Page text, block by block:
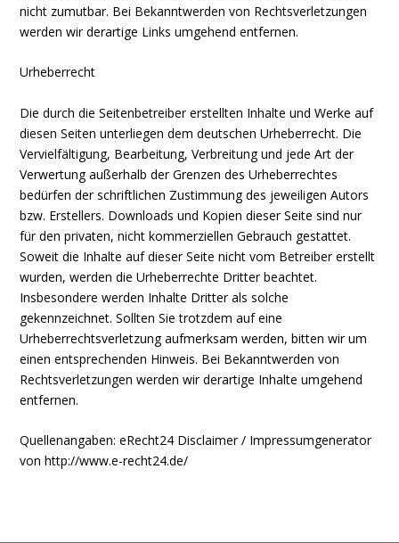
nicht zumutbar. Bei Bekanntwerden von Rechtsverletzungen
werden wir derartige Links umgehend entfernen.
Urheberrecht
Die durch die Seitenbetreiber erstellten Inhalte und Werke auf
diesen Seiten unterliegen dem deutschen Urheberrecht. Die
Vervielfältigung, Bearbeitung, Verbreitung und jede Art der
Verwertung außerhalb der Grenzen des Urheberrechtes
bedürfen der schriftlichen Zustimmung des jeweiligen Autors
bzw. Erstellers. Downloads und Kopien dieser Seite sind nur
für den privaten, nicht kommerziellen Gebrauch gestattet.
Soweit die Inhalte auf dieser Seite nicht vom Betreiber erstellt
wurden, werden die Urheberrechte Dritter beachtet.
Insbesondere werden Inhalte Dritter als solche
gekennzeichnet. Sollten Sie trotzdem auf eine
Urheberrechtsverletzung aufmerksam werden, bitten wir um
einen entsprechenden Hinweis. Bei Bekanntwerden von
Rechtsverletzungen werden wir derartige Inhalte umgehend
entfernen.
Quellenangaben: eRecht24 Disclaimer / Impressumgenerator
von http://www.e-recht24.de/